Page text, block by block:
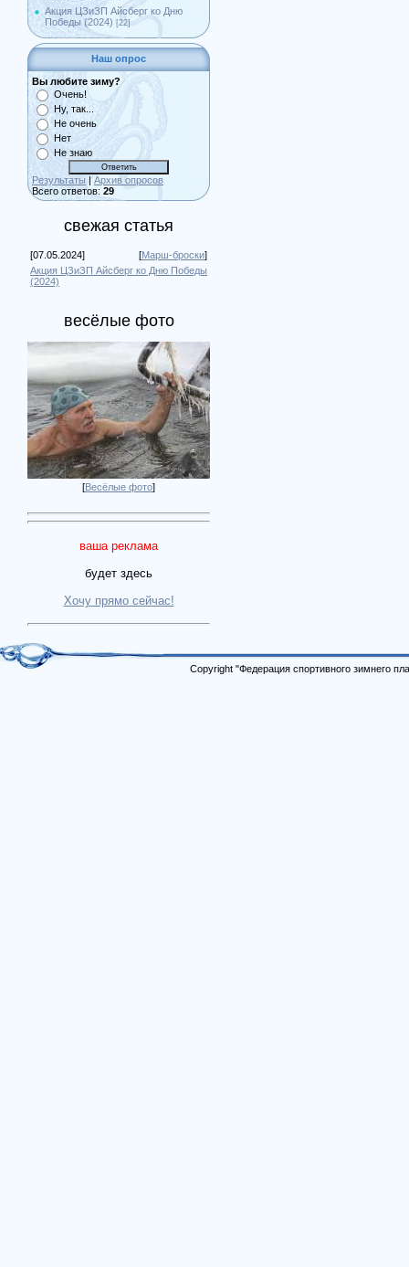
Акция ЦЗиЗП Айсберг ко Дню
Победы (2024) [22]
Наш опрос
Вы любите зиму?
Очень!
Ну, так...
Не очень
Нет
Не знаю
Результаты | Архив опросов
Всего ответов: 29
свежая статья
[07.05.2024] [Марш-броски]
Акция ЦЗиЗП Айсберг ко Дню Победы
(2024)
весёлые фото
[Весёлые фото]
ваша реклама
будет здесь
Хочу прямо сейчас!
Copyright "Федерация спортивного зимнего